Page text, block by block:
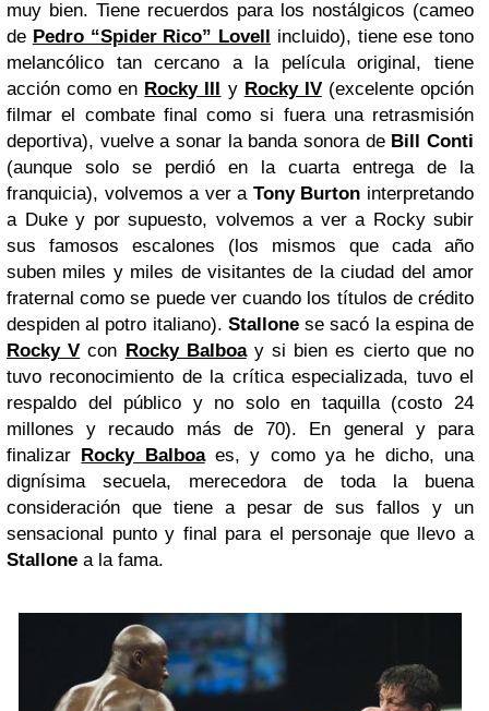
muy bien. Tiene recuerdos para los nostálgicos (cameo
de Pedro “Spider Rico” Lovell incluido), tiene ese tono
melancólico tan cercano a la película original, tiene
acción como en Rocky III y Rocky IV(excelente opción
filmar el combate final como si fuera una retrasmisión
deportiva), vuelve a sonar la banda sonora de Bill Conti
(aunque solo se perdió en la cuarta entrega de la
franquicia), volvemos a ver a Tony Burton interpretando
a Duke y por supuesto, volvemos a ver a Rocky subir
sus famosos escalones (los mismos que cada año
suben miles y miles de visitantes de la ciudad del amor
fraternal como se puede ver cuando los títulos de crédito
despiden al potro italiano). Stallonese sacó la espina de
Rocky V con Rocky Balboay si bien es cierto que no
tuvo reconocimiento de la crítica especializada, tuvo el
respaldo del público y no solo en taquilla (costo 24
millones y recaudo más de 70). En general y para
finalizar Rocky Balboaes, y como ya he dicho, una
dignísima secuela, merecedora de toda la buena
consideración que tiene a pesar de sus fallos y un
sensacional punto y final para el personaje que llevo a
Stallone a la fama.